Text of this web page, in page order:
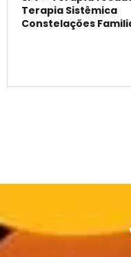
Terapia Sistêmica
Constelações